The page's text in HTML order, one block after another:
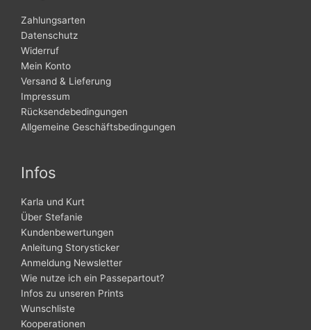
Zahlungsarten
Datenschutz
Widerruf
Mein Konto
Versand & Lieferung
Impressum
Rücksendebedingungen
Allgemeine Geschäftsbedingungen
Infos
Karla und Kurt
Über Stefanie
Kundenbewertungen
Anleitung Storysticker
Anmeldung Newsletter
Wie nutze ich ein Passepartout?
Infos zu unseren Prints
Wunschliste
Kooperationen